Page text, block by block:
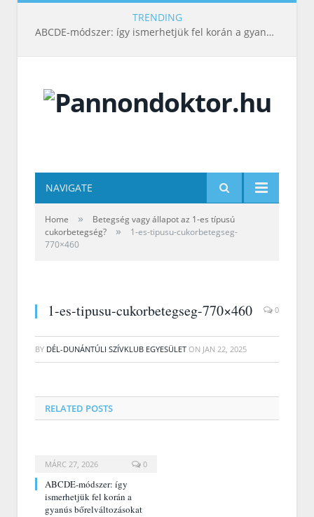
TRENDING
ABCDE‑módszer: így ismerhetjük fel korán a gyanús bőrelváltozásokat
NAVIGATE
Home »
Betegség vagy állapot az 1-es típusú
cukorbetegség?
»
1-es-tipusu-cukorbetegseg-
770×460
1-es-tipusu-cukorbetegseg-770×460 0
BY DÉL-DUNÁNTÚLI SZÍVKLUB EGYESÜLET ON JAN 22, 2025
RELATED POSTS
MÁRC 27, 2026 0
ABCDE‑módszer: így
ismerhetjük fel korán a
gyanús bőrelváltozásokat